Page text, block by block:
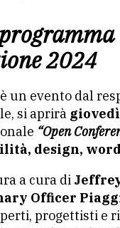
2024
è un evento dal
si aprirà
“Open
design,
a cura di
Officer
progettisti e